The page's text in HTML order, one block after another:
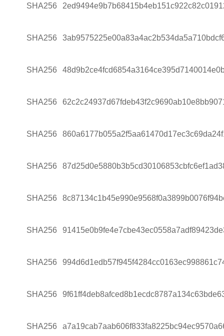
SHA256
SHA256
SHA256
SHA256
SHA256
SHA256
SHA256
SHA256
SHA256
SHA256
SHA256